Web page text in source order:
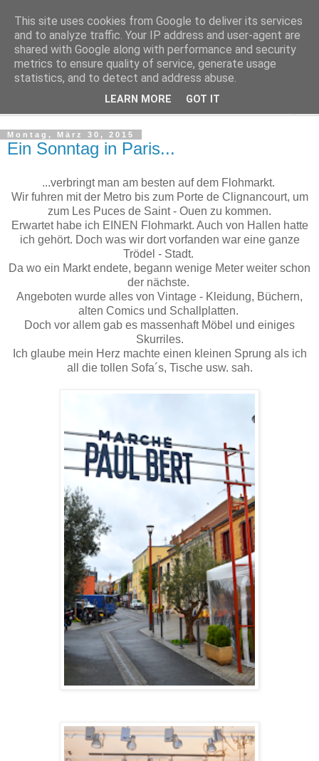
Make it boho
for a scandi bohemian home
Montag, März 30, 2015
Ein Sonntag in Paris...
...verbringt man am besten auf dem Flohmarkt.
Wir fuhren mit der Metro bis zum Porte de Clignancourt, um
zum Les Puces de Saint - Ouen zu kommen.
Erwartet habe ich EINEN Flohmarkt. Auch von Hallen hatte
ich gehört. Doch was wir dort vorfanden war eine ganze
Trödel - Stadt.
Da wo ein Markt endete, begann wenige Meter weiter schon
der nächste.
Angeboten wurde alles von Vintage - Kleidung, Büchern,
alten Comics und Schallplatten.
Doch vor allem gab es massenhaft Möbel und einiges
Skurriles.
Ich glaube mein Herz machte einen kleinen Sprung als ich
all die tollen Sofa´s, Tische usw. sah.
This site uses cookies from Google to deliver its services
and to analyze traffic. Your IP address and user-agent are
shared with Google along with performance and security
metrics to ensure quality of service, generate usage
statistics, and to detect and address abuse.
LEARN MORE GOT IT